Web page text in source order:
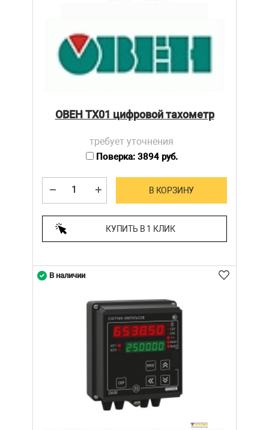
ОВЕН ТХ01 цифровой тахометр
требует уточнения
Поверка: 3894 руб.
В КОРЗИНУ
КУПИТЬ В 1 КЛИК
В наличии